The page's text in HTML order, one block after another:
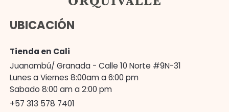
UBICACIÓN
Tienda en Cali
Juanambú/ Granada - Calle 10 Norte #9N-31
Lunes a Viernes 8:00am a 6:00 pm
Sabado 8:00 am a 2:00 pm
+57 313 578 7401